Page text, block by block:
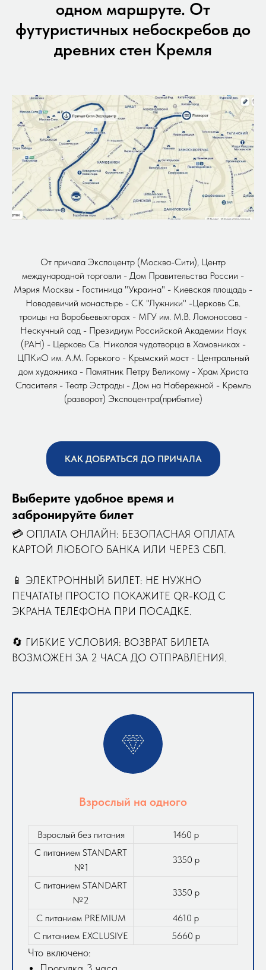
одном маршруте. От
футуристичных небоскребов до
древних стен Кремля
От причала Экспоцентр (Москва-Сити), Центр
международной торговли - Дом Правительства России -
Мэрия Москвы - Гостиница "Украина" - Киевская площадь -
Новодевичий монастырь - СК "Лужники" -Церковь Св.
троицы на Воробьевыхгорах - МГУ им. М.В. Ломоносова -
Нескучный сад - Президиум Российской Академии Наук
(РАН) - Церковь Св. Николая чудотворца в Хамовниках -
ЦПКиО им. А.М. Горького - Крымский мост - Центральный
дом художника - Памятник Петру Великому - Храм Христа
Спасителя - Театр Эстрады - Дом на Набережной - Кремль
(разворот) Экспоцентра(прибытие)
КАК ДОБРАТЬСЯ ДО ПРИЧАЛА
Выберите удобное время и
забронируйте билет
💳 ОПЛАТА ОНЛАЙН: БЕЗОПАСНАЯ ОПЛАТА
КАРТОЙ ЛЮБОГО БАНКА ИЛИ ЧЕРЕЗ СБП.
📱 ЭЛЕКТРОННЫЙ БИЛЕТ: НЕ НУЖНО
ПЕЧАТАТЬ! ПРОСТО ПОКАЖИТЕ QR-КОД С
ЭКРАНА ТЕЛЕФОНА ПРИ ПОСАДКЕ.
🔄 ГИБКИЕ УСЛОВИЯ: ВОЗВРАТ БИЛЕТА
ВОЗМОЖЕН ЗА 2 ЧАСА ДО ОТПРАВЛЕНИЯ.
Взрослый на одного
Взрослый без питания
1460 р
С питанием STANDART
№1
3350 р
С питанием STANDART
№2
3350 р
С питанием PREMIUM
4610 р
С питанием EXCLUSIVE
5660 р
Что включено: